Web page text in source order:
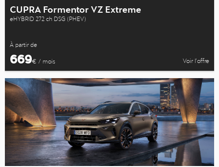
CUPRA Formentor VZ Extreme
eHYBRID 272 ch DSG (PHEV)
À partir de
669€ / mois Voir l’offre